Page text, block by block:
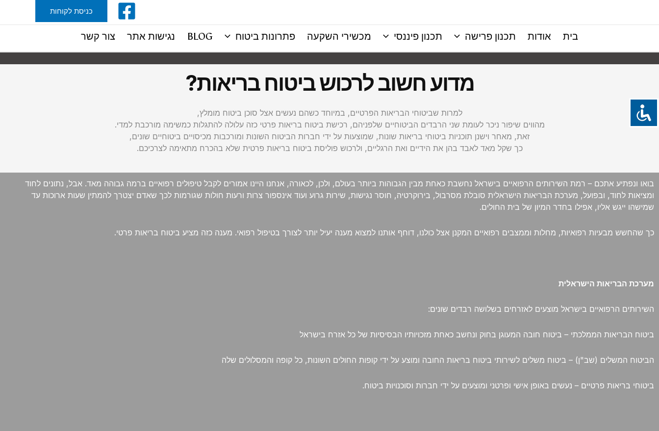
כניסת לקוחות
בית אודות תכנון פרישה תכנון פיננסי מכשירי השקעה פתרונות ביטוח BLOG נגישות אתר צור קשר
מדוע חשוב לרכוש ביטוח בריאות?
למרות שביטוחי הבריאות הפרטיים, במיוחד כשהם נעשים אצל סוכן ביטוח מומלץ,
מהווים שיפור ניכר לעומת שני הרבדים הביטוחיים שלפניהם, רכישת ביטוח בריאות פרטי כזה עלולה להתגלות כמשימה מורכבת למדי.
זאת, מאחר וישנן תוכניות ביטוחי בריאות שונות, שמוצעות על ידי חברות הביטוח השונות ומורכבות מכיסויים ביטוחיים שונים,
כך שקל מאד לאבד בהן את הידיים ואת הרגליים, ולרכוש פוליסת ביטוח בריאות פרטית שלא בהכרח מתאימה לצרכיכם.
בואו ונפתיע אתכם – רמת השירותים הרפואיים בישראל נחשבת כאחת מבין הגבוהות ביותר בעולם, ולכן, לכאורה, אנחנו היינו אמורים לקבל טיפולים רפואיים ברמה גבוהה מאד. אבל, נתונים לחוד
ומציאות לחוד, ובפועל, מערכת הבריאות הישראלית סובלת מסרבול, בירוקרטיה, חוסר נגישות, שירות גרוע ועוד אינספור צרות ורעות חולות שגורמות לכך שאדם יצטרך להמתין שעות ארוכות עד
שמישהו ייגש אליו, אפילו בחדר המיון של בית החולים.
כך שהחשש מבעיות רפואיות, מחלות וממצבים רפואיים המקנן אצל כולנו, דוחף אותנו למצוא מענה יעיל יותר לצורך בטיפול רפואי. מענה כזה מציע ביטוח בריאות פרטי.
מערכת הבריאות הישראלית
השירותים הרפואיים בישראל מוצעים לאזרחים בשלושה רבדים שונים:
ביטוח הבריאות הממלכתי – ביטוח חובה המעוגן בחוק ונחשב כאחת מזכויותיו הבסיסיות של כל אזרח בישראל
הביטוח המשלים (שב"ן) – ביטוח משלים לשירותי ביטוח בריאות החובה ומוצע על ידי קופות החולים השונות, כל קופה והמסלולים שלה
ביטוחי בריאות פרטיים – נעשים באופן אישי ופרטני ומוצעים על ידי חברות וסוכנויות ביטוח.